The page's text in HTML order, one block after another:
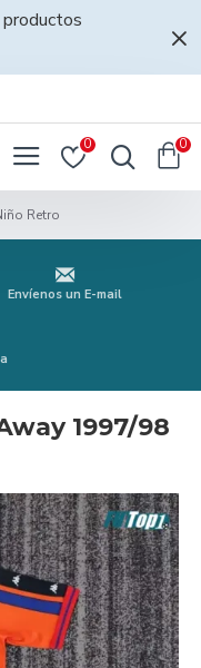
0 0
Retro
Envíenos un E-mail
1997/98